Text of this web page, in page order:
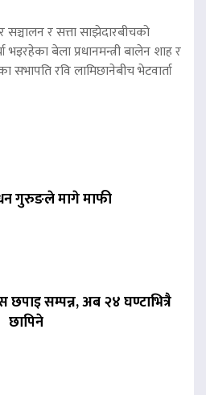
र सत्ता साझेदारबीचको
भइरहेका बेला प्रधानमन्त्री बालेन शाह र
सभापति रवि लामिछानेबीच भेटवार्ता
गुरुङले मागे माफी
छपाइ सम्पन्न, अब २४ घण्टाभित्रै
छापिने